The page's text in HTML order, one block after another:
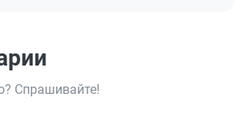
Спрашивайте!